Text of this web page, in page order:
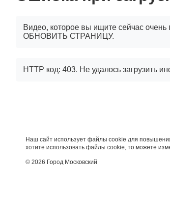
Видео, которое вы ищите сейчас очень
ОБНОВИТЬ СТРАНИЦУ.
HTTP код: 403. Не удалось загрузить
Наш сайт использует файлы cookie для
хотите использовать файлы cookie, то можете
© 2026 Город Московский